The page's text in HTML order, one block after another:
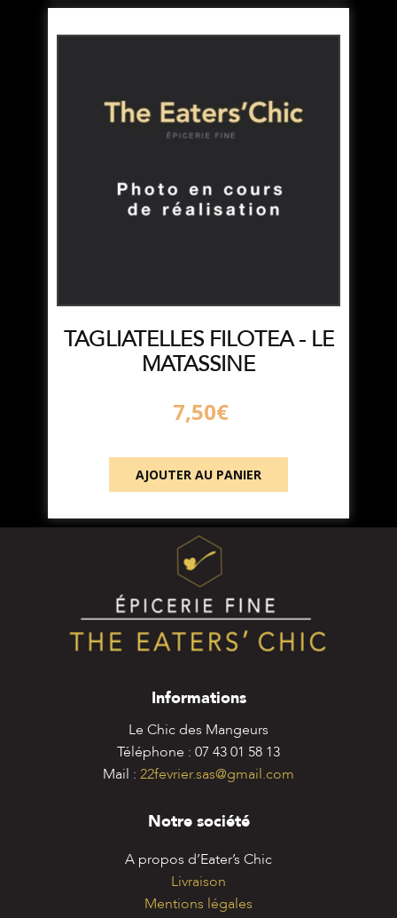
TAGLIATELLES FILOTEA - LE
MATASSINE
7,50€
AJOUTER AU PANIER
Informations
Le Chic des Mangeurs
Téléphone : 07 43 01 58 13
Mail : 22fevrier.sas@gmail.com
Notre société
A propos d’Eater’s Chic
Livraison
Mentions légales